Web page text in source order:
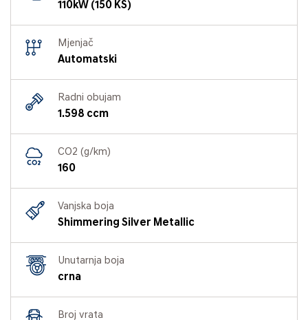
110kW (150 KS)
Mjenjač
Automatski
Radni obujam
1.598 ccm
CO2 (g/km)
160
Vanjska boja
Shimmering Silver Metallic
Unutarnja boja
crna
Broj vrata